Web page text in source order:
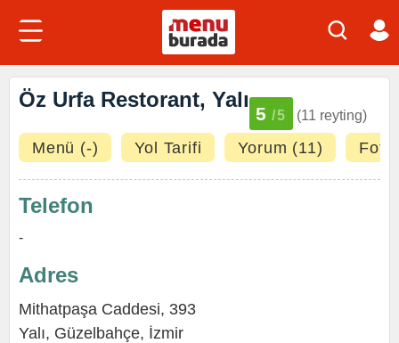
Öz Urfa Restorant, Yalı
5 /5 (11 reyting)
Menü (-) Yol Tarifi Yorum (11)
Telefon
-
Adres
Mithatpaşa Caddesi, 393
Yalı, Güzelbahçe, İzmir